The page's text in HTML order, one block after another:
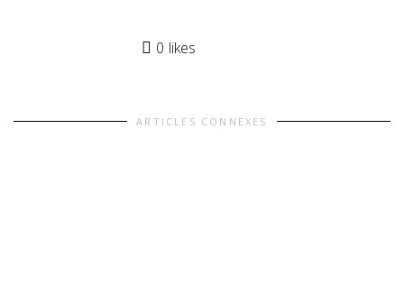
0 likes
ARTICLES CONNEXES